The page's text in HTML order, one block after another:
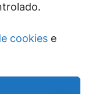
cookies e